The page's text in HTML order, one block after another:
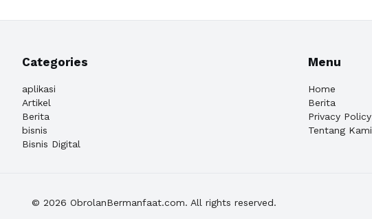
Categories
aplikasi
Artikel
Berita
bisnis
Bisnis Digital
Menu
Home
Berita
Privacy Policy
Tentang Kami
© 2026 ObrolanBermanfaat.com. All rights reserved.